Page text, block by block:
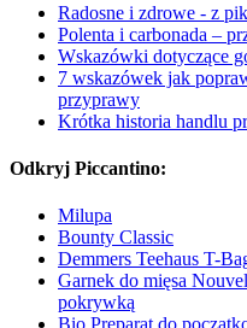
Radosne i zdrowe - z
Polenta i carbonada –
Wskazówki dotyczące
7 wskazówek jak
przyprawy
Krótka historia handlu
Odkryj Piccantino:
Milupa
Bounty Classic
Demmers Teehaus T-
Garnek do mięsa
pokrywką